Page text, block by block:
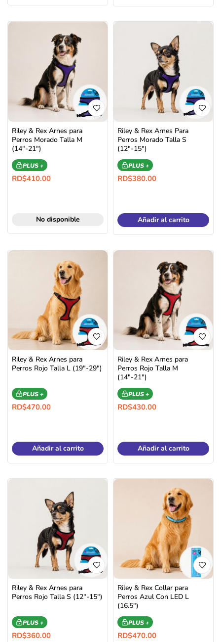
Riley & Rex Arnes para
Perros Morado Talla M
(14″-21″)
PLUS +
RD$410.00
No disponible
Riley & Rex Arnes Para
Perros Morado Talla S
(12″-15″)
PLUS +
RD$380.00
Añadir al carrito
Riley & Rex Arnes para
Perros Rojo Talla L (19″-29″)
PLUS +
RD$470.00
Añadir al carrito
Riley & Rex Arnes para
Perros Rojo Talla M
(14″-21″)
PLUS +
RD$430.00
Añadir al carrito
Riley & Rex Arnes para
Perros Rojo Talla S (12″-15″)
PLUS +
RD$360.00
Riley & Rex Collar para
Perros Azul Con LED L
(16.5″)
PLUS +
RD$470.00